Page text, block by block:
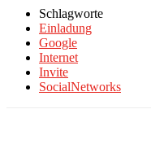
Schlagworte
Einladung
Google
Internet
Invite
SocialNetworks